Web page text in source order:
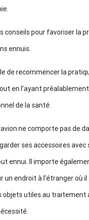
conseils pour favoriser la
ennuis.
de recommencer la
en l’ayant
de la santé.
ne comporte pas de
ses accessoires avec
ennui. Il importe
un endroit à l’étranger où
objets utiles au traitement